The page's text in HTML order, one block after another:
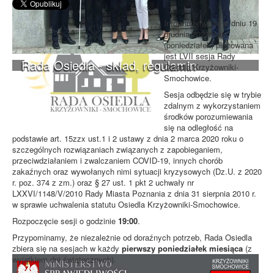
Rada Osiedla - skład, regulamin
Informujemy, że w dniu 19
grudnia 2022 roku
(poniedziałek) planowana
jest LVII sesja Rady
Osiedla Krzyżowniki-
Smochowice.
Sesja odbędzie się w trybie
zdalnym z wykorzystaniem
środków porozumiewania
się na odległość na
podstawie art. 15zzx ust.1 i 2 ustawy z dnia 2 marca 2020 roku o
szczególnych rozwiązaniach związanych z zapobieganiem,
przeciwdziałaniem i zwalczaniem COVID-19, innych chorób
zakaźnych oraz wywołanych nimi sytuacji kryzysowych (Dz.U. z 2020
r. poz. 374 z zm.) oraz § 27 ust. 1 pkt 2 uchwały nr
LXXVI/1148/V/2010 Rady Miasta Poznania z dnia 31 sierpnia 2010 r.
w sprawie uchwalenia statutu Osiedla Krzyżowniki-Smochowice.
Rozpoczęcie sesji o godzinie 19:00.
Przypominamy, że niezależnie od doraźnych potrzeb, Rada Osiedla
zbiera się na sesjach w każdy pierwszy poniedziałek miesiąca (z
wyjątkiem dni świątecznych).